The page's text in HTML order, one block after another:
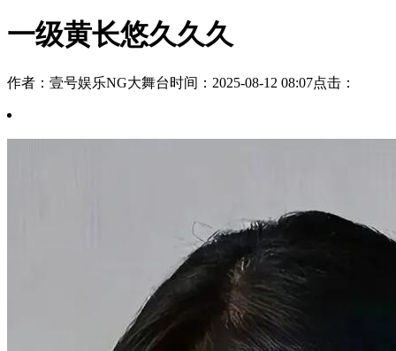
一级黄长悠久久久
作者：壹号娱乐NG大舞台时间：2025-08-12 08:07点击：